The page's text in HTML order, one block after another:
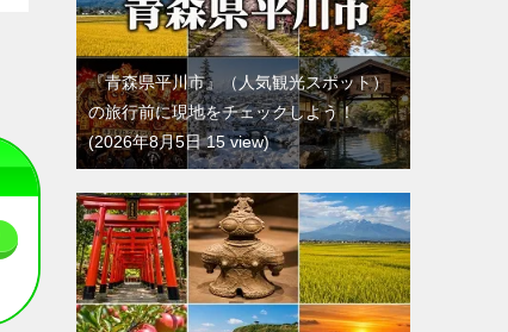
『青森県平川市』（人気観光スポット）
の旅行前に現地をチェックしよう！
2026年8月5日 15 view